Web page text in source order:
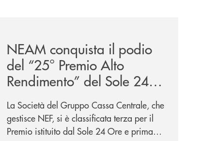
NEAM conquista il podio
del “25° Premio Alto
Rendimento” del Sole 24
Ore, i Refinitiv Lipper Fund
Awards 2023 e la nomina
nella guida “I 300 Migliori
La Società del Gruppo Cassa Centrale, che
gestisce NEF, si è classificata terza per il
Premio istituito dal Sole 24 Ore e prima